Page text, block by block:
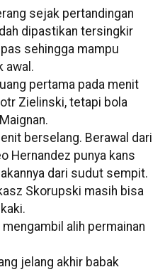
sejak pertandingan
dipastikan tersingkir
sehingga mampu
awal.
pertama pada menit
Zielinski, tetapi bola
berselang. Berawal dari
Hernandez punya kans
dari sudut sempit.
Skorupski masih bisa
alih permainan
jelang akhir babak